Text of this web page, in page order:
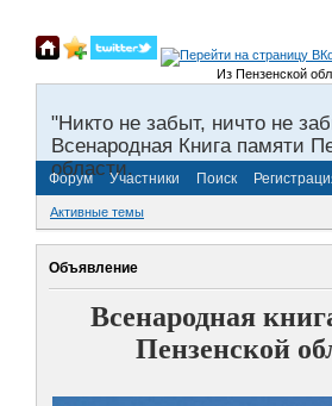
Из Пензенской
"Никто не забыт, ничто не
Всенародная Книга памяти
области.
Форум Участники Поиск
Активные темы
Объявление
Всенародная
Пензенской